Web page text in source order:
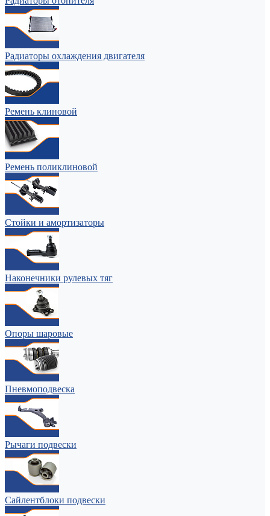
Радиаторы охлаждения двигателя
Ремень клиновой
Ремень поликлиновой
Стойки и амортизаторы
Наконечники рулевых тяг
Опоры шаровые
Пневмоподвеска
Рычаги подвески
Сайлентблоки подвески